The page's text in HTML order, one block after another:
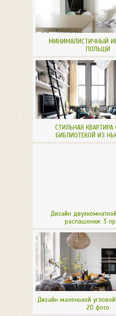
МИНИМАЛИСТИЧНЫЙ
ПОЛЬШИ
СТИЛЬНАЯ
БИБЛИОТЕКОЙ ИЗ
Дизайн
распашонки: 3
Дизайн маленькой
20 фото